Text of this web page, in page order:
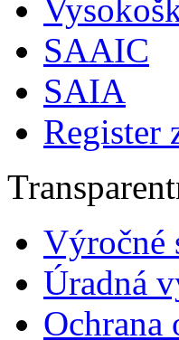
SAAIC
SAIA
Register
Výročné
Úradná
Ochrana